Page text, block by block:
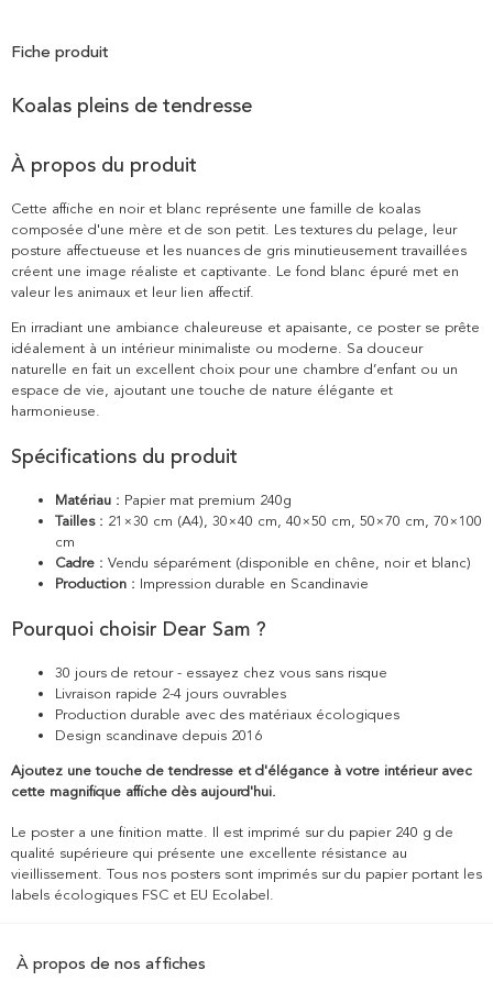
Fiche produit
Koalas pleins de tendresse
À propos du produit
Cette affiche en noir et blanc représente une famille de koalas
composée d'une mère et de son petit. Les textures du pelage, leur
posture affectueuse et les nuances de gris minutieusement travaillées
créent une image réaliste et captivante. Le fond blanc épuré met en
valeur les animaux et leur lien affectif.
En irradiant une ambiance chaleureuse et apaisante, ce poster se prête
idéalement à un intérieur minimaliste ou moderne. Sa douceur
naturelle en fait un excellent choix pour une chambre d’enfant ou un
espace de vie, ajoutant une touche de nature élégante et
harmonieuse.
Spécifications du produit
Matériau : Papier mat premium 240g
Tailles : 21×30 cm (A4), 30×40 cm, 40×50 cm, 50×70 cm, 70×100
cm
Cadre : Vendu séparément (disponible en chêne, noir et blanc)
Production : Impression durable en Scandinavie
Pourquoi choisir Dear Sam ?
30 jours de retour - essayez chez vous sans risque
Livraison rapide 2-4 jours ouvrables
Production durable avec des matériaux écologiques
Design scandinave depuis 2016
Ajoutez une touche de tendresse et d'élégance à votre intérieur avec
cette magnifique affiche dès aujourd'hui.
Le poster a une finition matte. Il est imprimé sur du papier 240 g de
qualité supérieure qui présente une excellente résistance au
vieillissement. Tous nos posters sont imprimés sur du papier portant les
labels écologiques FSC et EU Ecolabel.
À propos de nos affiches